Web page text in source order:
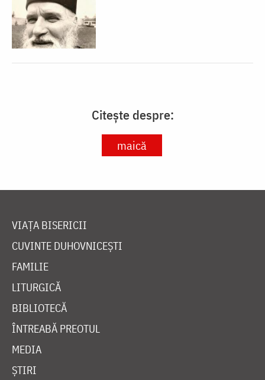
Citește despre:
maică
VIAȚA BISERICII
CUVINTE DUHOVNICEȘTI
FAMILIE
LITURGICĂ
BIBLIOTECĂ
ÎNTREABĂ PREOTUL
MEDIA
ȘTIRI